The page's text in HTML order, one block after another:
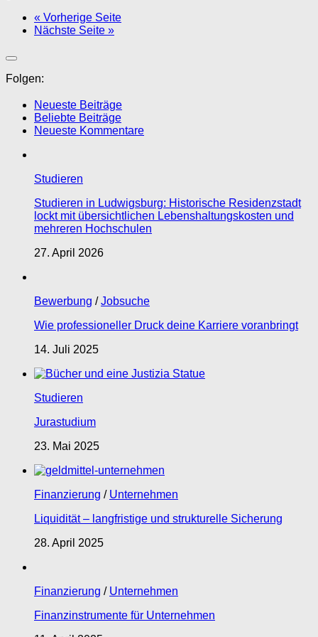
« Vorherige Seite
Nächste Seite »
Folgen:
Neueste Beiträge
Beliebte Beiträge
Neueste Kommentare
Studieren
Studieren in Ludwigsburg: Historische Residenzstadt
lockt mit übersichtlichen Lebenshaltungskosten und
mehreren Hochschulen
27. April 2026
Bewerbung /Jobsuche
Wie professioneller Druck deine Karriere voranbringt
14. Juli 2025
Studieren
Jurastudium
23. Mai 2025
Finanzierung / Unternehmen
Liquidität – langfristige und strukturelle Sicherung
28. April 2025
Finanzierung / Unternehmen
Finanzinstrumente für Unternehmen